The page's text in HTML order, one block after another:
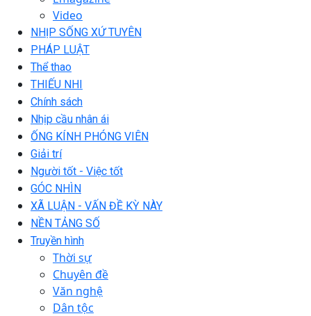
Video
NHỊP SỐNG XỨ TUYÊN
PHÁP LUẬT
Thể thao
THIẾU NHI
Chính sách
Nhịp cầu nhân ái
ỐNG KÍNH PHÓNG VIÊN
Giải trí
Người tốt - Việc tốt
GÓC NHÌN
XÃ LUẬN - VẤN ĐỀ KỲ NÀY
NỀN TẢNG SỐ
Truyền hình
Thời sự
Chuyên đề
Văn nghệ
Dân tộc